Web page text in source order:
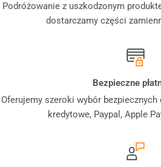
Podróżowanie z uszkodzonym
dostarczamy części
Bezpieczne
Oferujemy szeroki wybór
kredytowe, Paypal, Apple